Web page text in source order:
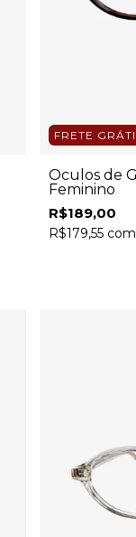
FRETE
Óculos de
Feminino
R$189,00
R$179,55 com